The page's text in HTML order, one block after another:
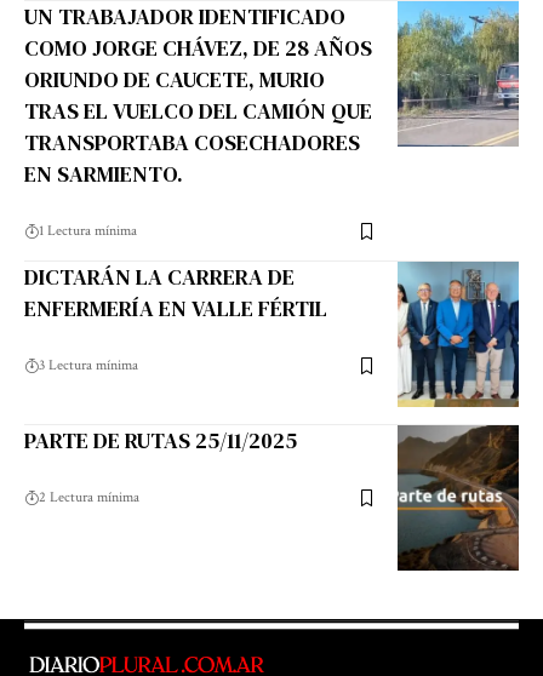
UN TRABAJADOR IDENTIFICADO
COMO JORGE CHÁVEZ, DE 28 AÑOS
ORIUNDO DE CAUCETE, MURIO
TRAS EL VUELCO DEL CAMIÓN QUE
TRANSPORTABA COSECHADORES
EN SARMIENTO.
1 Lectura mínima
DICTARÁN LA CARRERA DE
ENFERMERÍA EN VALLE FÉRTIL
3 Lectura mínima
PARTE DE RUTAS 25/11/2025
2 Lectura mínima